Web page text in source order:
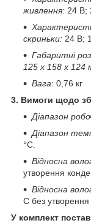
живлення: 24 В;
скриньки: 24 В;
Габаритні
125 х 158 х 124
Вага: 0,76 кг
3. Вимоги щодо
Діапазон
Діапазон
°С.
Відносна
утворення
Відносна
С без утворення
У комплект